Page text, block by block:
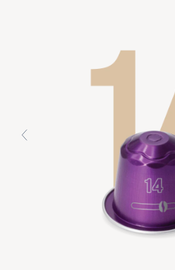
Up and Down arrow keys to